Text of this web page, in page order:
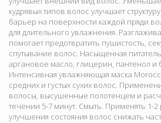
кудрявых типов волос улучшает
барьер на поверхности каждой пряди
для длительного увлажнения.
помогает предотвратить пушистость,
спутывание волос. Насыщенная
аргановое масло, глицерин, пантенол и
Интенсивная увлажняющая маска
средних и густых сухих волос.
волосы, высушенные полотенцем и
течении 5-7 минут. Смыть. Применять 1-
улучшения состояния волос снижать